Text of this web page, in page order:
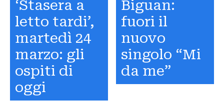
‘Stasera a
letto tardi’,
martedì 24
marzo: gli
ospiti di
oggi
Biguan:
fuori il
nuovo
singolo “Mi
da me”